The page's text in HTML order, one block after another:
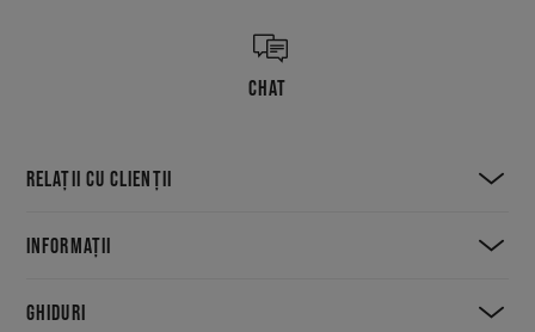
CHAT
RELAȚII CU CLIENȚII
INFORMAȚII
GHIDURI